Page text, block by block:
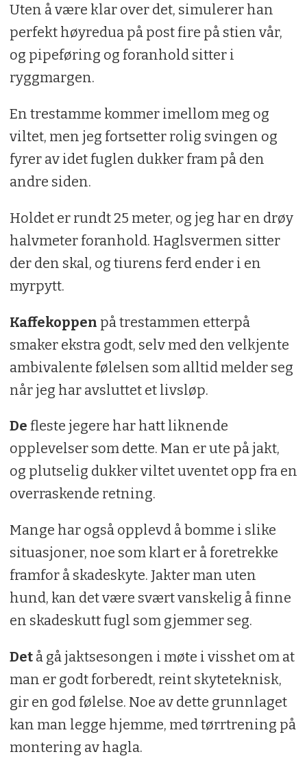
Uten å være klar over det, simulerer han
perfekt høyredua på post fire på stien vår,
og pipeføring og foranhold sitter i
ryggmargen.
En trestamme kommer imellom meg og
viltet, men jeg fortsetter rolig svingen og
fyrer av idet fuglen dukker fram på den
andre siden.
Holdet er rundt 25 meter, og jeg har en drøy
halvmeter foranhold. Haglsvermen sitter
der den skal, og tiurens ferd ender i en
myrpytt.
Kaffekoppen på trestammen etterpå
smaker ekstra godt, selv med den velkjente
ambivalente følelsen som alltid melder seg
når jeg har avsluttet et livsløp.
De fleste jegere har hatt liknende
opplevelser som dette. Man er ute på jakt,
og plutselig dukker viltet uventet opp fra en
overraskende retning.
Mange har også opplevd å bomme i slike
situasjoner, noe som klart er å foretrekke
framfor å skadeskyte. Jakter man uten
hund, kan det være svært vanskelig å finne
en skadeskutt fugl som gjemmer seg.
Det å gå jaktsesongen i møte i visshet om at
man er godt forberedt, reint skyteteknisk,
gir en god følelse. Noe av dette grunnlaget
kan man legge hjemme, med tørrtrening på
montering av hagla.